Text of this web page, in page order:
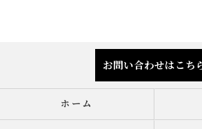
お問い合わせはこち
ホーム